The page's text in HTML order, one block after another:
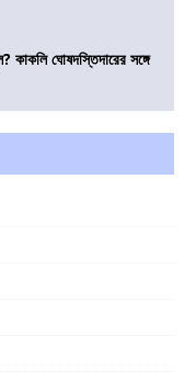
কাকলি ঘোষদস্তিদারের সঙ্গে